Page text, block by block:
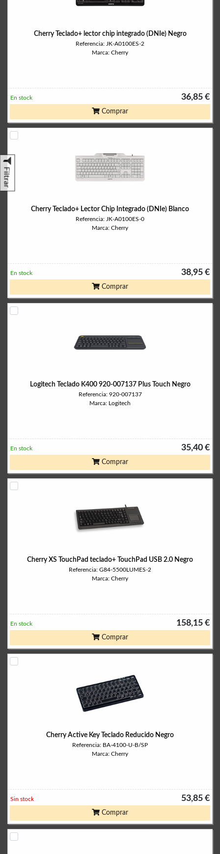
Filtrar
Cherry Teclado+ lector chip integrado (DNIe) Negro
Referencia: JK-A0100ES-2
Marca: Cherry
36,85 €
En stock
Comprar
Cherry Teclado+ Lector Chip Integrado (DNIe) Blanco
Referencia: JK-A0100ES-0
Marca: Cherry
38,95 €
En stock
Comprar
Logitech Teclado K400 920-007137 Plus Touch Negro
Referencia: 920-007137
Marca: Logitech
35,40 €
En stock
Comprar
Cherry XS TouchPad teclado+ TouchPad USB 2.0 Negro
Referencia: G84-5500LUMES-2
Marca: Cherry
158,15 €
En stock
Comprar
Cherry Active Key Teclado Reducido Negro
Referencia: BA-4100-U-B/SP
Marca: Cherry
53,85 €
Sin stock
Comprar